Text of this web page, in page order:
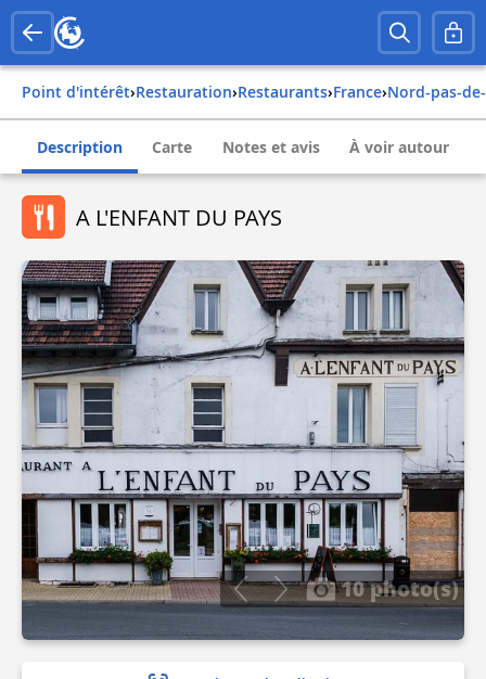
Point d'intérêt› Restauration› Restaurants› france› nord-pas-
Description Carte Notes et avis À voir autour
A L'ENFANT DU PAYS
10 photo(s)